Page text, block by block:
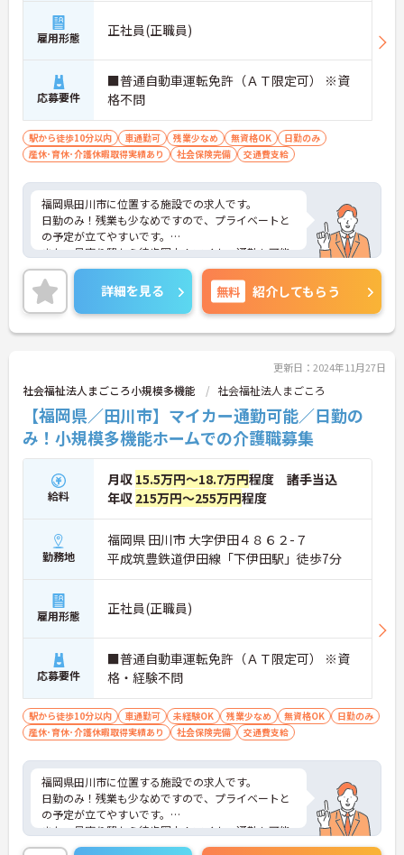
雇用形態 正社員(正職員)
応募要件
■普通自動車運転免許（ＡＴ限定可） ※資
格不問
駅から徒歩10分以内 車通勤可 残業少なめ 無資格OK
日勤のみ
産休･育休･介護休暇取得実績あり
社会保険完備 交通費支給
福岡県田川市に位置する施設での求人です。
日勤のみ！残業も少なめですので、プライベートと
の予定が立てやすいです。
また、最寄り駅から徒歩圏内！マイカー通勤も可能
ですので、通勤ラクラクです。
ご興味のある方は、お気軽にお問い合わせくださ
い。
詳細を見る 無料 紹介してもらう
更新日：2024年11月27日
社会福祉法人まごころ小規模多機能 社会福祉法人まごころ
【福岡県／田川市】マイカー通勤可能／日勤の
み！小規模多機能ホームでの介護職募集
給料
月収 15.5万円～18.7万円程度 諸手当込
年収 215万円～255万円程度
勤務地
福岡県 田川市 大字伊田４８６２-７
平成筑豊鉄道伊田線「下伊田駅」徒歩7分
雇用形態 正社員(正職員)
応募要件
■普通自動車運転免許（ＡＴ限定可） ※資
格・経験不問
駅から徒歩10分以内 車通勤可 未経験OK 残業少なめ 無資格OK
日勤のみ
産休･育休･介護休暇取得実績あり
社会保険完備 交通費支給
福岡県田川市に位置する施設での求人です。
日勤のみ！残業も少なめですので、プライベートと
の予定が立てやすいです。
また、最寄り駅から徒歩圏内！マイカー通勤も可能
ですので、通勤ラクラクです。